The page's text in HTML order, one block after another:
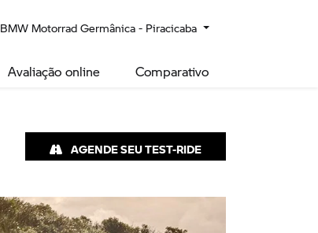
BMW Motorrad Germânica - Piracicaba
Avaliação online Comparativo
AGENDE SEU TEST-RIDE